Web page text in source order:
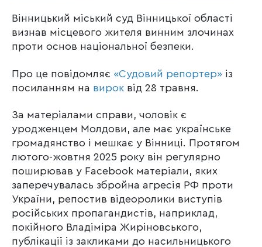
Вінницький міський суд Вінницької області
визнав місцевого жителя винним злочинах
проти основ національної безпеки.
Про це повідомляє «Судовий репортер» із
посиланням на вирок від 28 травня.
За матеріалами справи, чоловік є
уродженцем Молдови, але має українське
громадянство і мешкає у Вінниці. Протягом
лютого-жовтня 2025 року він регулярно
поширював у Facebook матеріали, яких
заперечувалась збройна агресія РФ проти
України, репостив відеоролики виступів
російських пропагандистів, наприклад,
покійного Владіміра Жиріновського,
публікації із закликами до насильницького